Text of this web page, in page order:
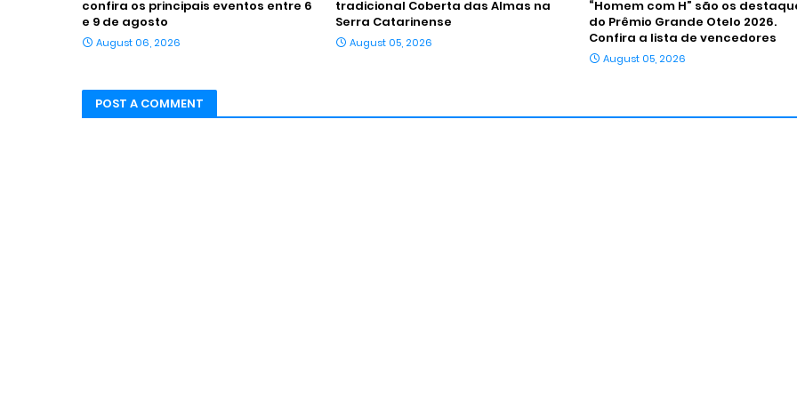
confira os principais eventos entre 6
e 9 de agosto
August 06, 2026
tradicional Coberta das Almas na
Serra Catarinense
August 05, 2026
“Homem com H” são os
do Prêmio Grande Otelo 2026.
Confira a lista de vencedores
August 05, 2026
POST A COMMENT